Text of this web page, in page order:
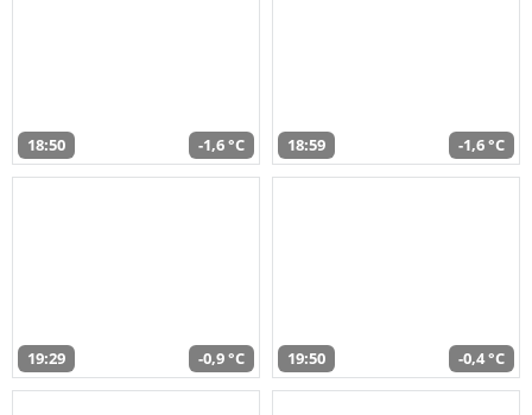
18:50 -1,6 °C 18:59 -1,6 °C
19:29 -0,9 °C 19:50 -0,4 °C